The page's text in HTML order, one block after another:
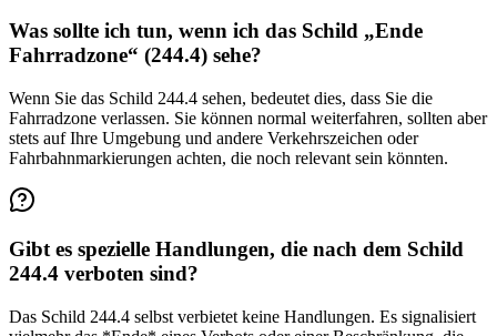
Was sollte ich tun, wenn ich das Schild „Ende
Fahrradzone“ (244.4) sehe?
Wenn Sie das Schild 244.4 sehen, bedeutet dies, dass Sie die
Fahrradzone verlassen. Sie können normal weiterfahren, sollten aber
stets auf Ihre Umgebung und andere Verkehrszeichen oder
Fahrbahnmarkierungen achten, die noch relevant sein könnten.
Gibt es spezielle Handlungen, die nach dem Schild
244.4 verboten sind?
Das Schild 244.4 selbst verbietet keine Handlungen. Es signalisiert